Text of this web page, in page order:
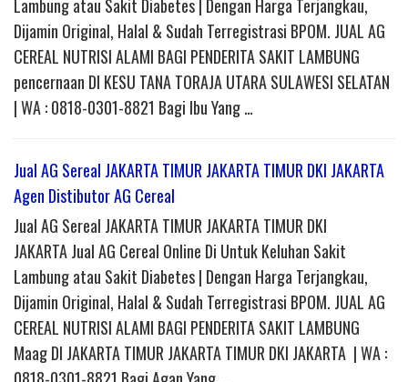
Lambung atau Sakit Diabetes | Dengan Harga Terjangkau,
Dijamin Original, Halal & Sudah Terregistrasi BPOM. JUAL AG
CEREAL NUTRISI ALAMI BAGI PENDERITA SAKIT LAMBUNG
pencernaan DI KESU TANA TORAJA UTARA SULAWESI SELATAN
| WA : 0818-0301-8821 Bagi Ibu Yang …
Jual AG Sereal JAKARTA TIMUR JAKARTA TIMUR DKI JAKARTA
Agen Distibutor AG Cereal
Jual AG Sereal JAKARTA TIMUR JAKARTA TIMUR DKI
JAKARTA Jual AG Cereal Online Di Untuk Keluhan Sakit
Lambung atau Sakit Diabetes | Dengan Harga Terjangkau,
Dijamin Original, Halal & Sudah Terregistrasi BPOM. JUAL AG
CEREAL NUTRISI ALAMI BAGI PENDERITA SAKIT LAMBUNG
Maag DI JAKARTA TIMUR JAKARTA TIMUR DKI JAKARTA | WA :